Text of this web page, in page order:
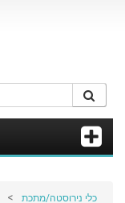
כלי נירוסטה/מתכת >